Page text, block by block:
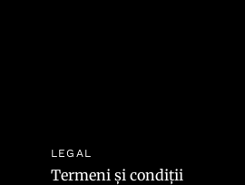
LEGAL
Termeni și condiții